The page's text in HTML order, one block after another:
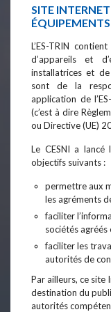
SITE
L’ES-TRIN
d’appareils et
installatrices et
sont de la
application de
(c’est à dire
ou Directive (UE)
Le CESNI a
objectifs suivants :
permettre aux
les agréments
faciliter
sociétés agréés
faciliter les
autorités de
Par ailleurs, ce
destination du
autorités